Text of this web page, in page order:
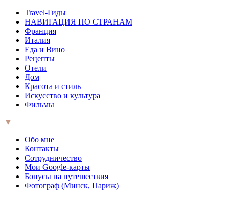
Travel-Гиды
НАВИГАЦИЯ ПО СТРАНАМ
Франция
Италия
Еда и Вино
Рецепты
Отели
Дом
Красота и стиль
Искусство и культура
Фильмы
▼
Обо мне
Контакты
Сотрудничество
Мои Google-карты
Бонусы на путешествия
Фотограф (Минск, Париж)